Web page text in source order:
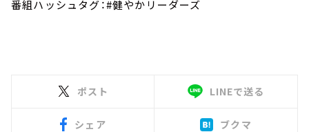
番組ハッシュタグ：#健やかリーダーズ
ポスト LINEで送る
シェア ブクマ